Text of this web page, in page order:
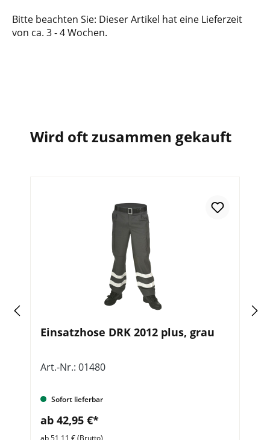
Bitte beachten Sie: Dieser Artikel hat eine Lieferzeit
von ca. 3 - 4 Wochen.
Wird oft zusammen gekauft
Einsatzhose DRK 2012 plus, grau
Art.-Nr.: 01480
Sofort lieferbar
ab 42,95 €*
ab 51,11 € (Brutto)